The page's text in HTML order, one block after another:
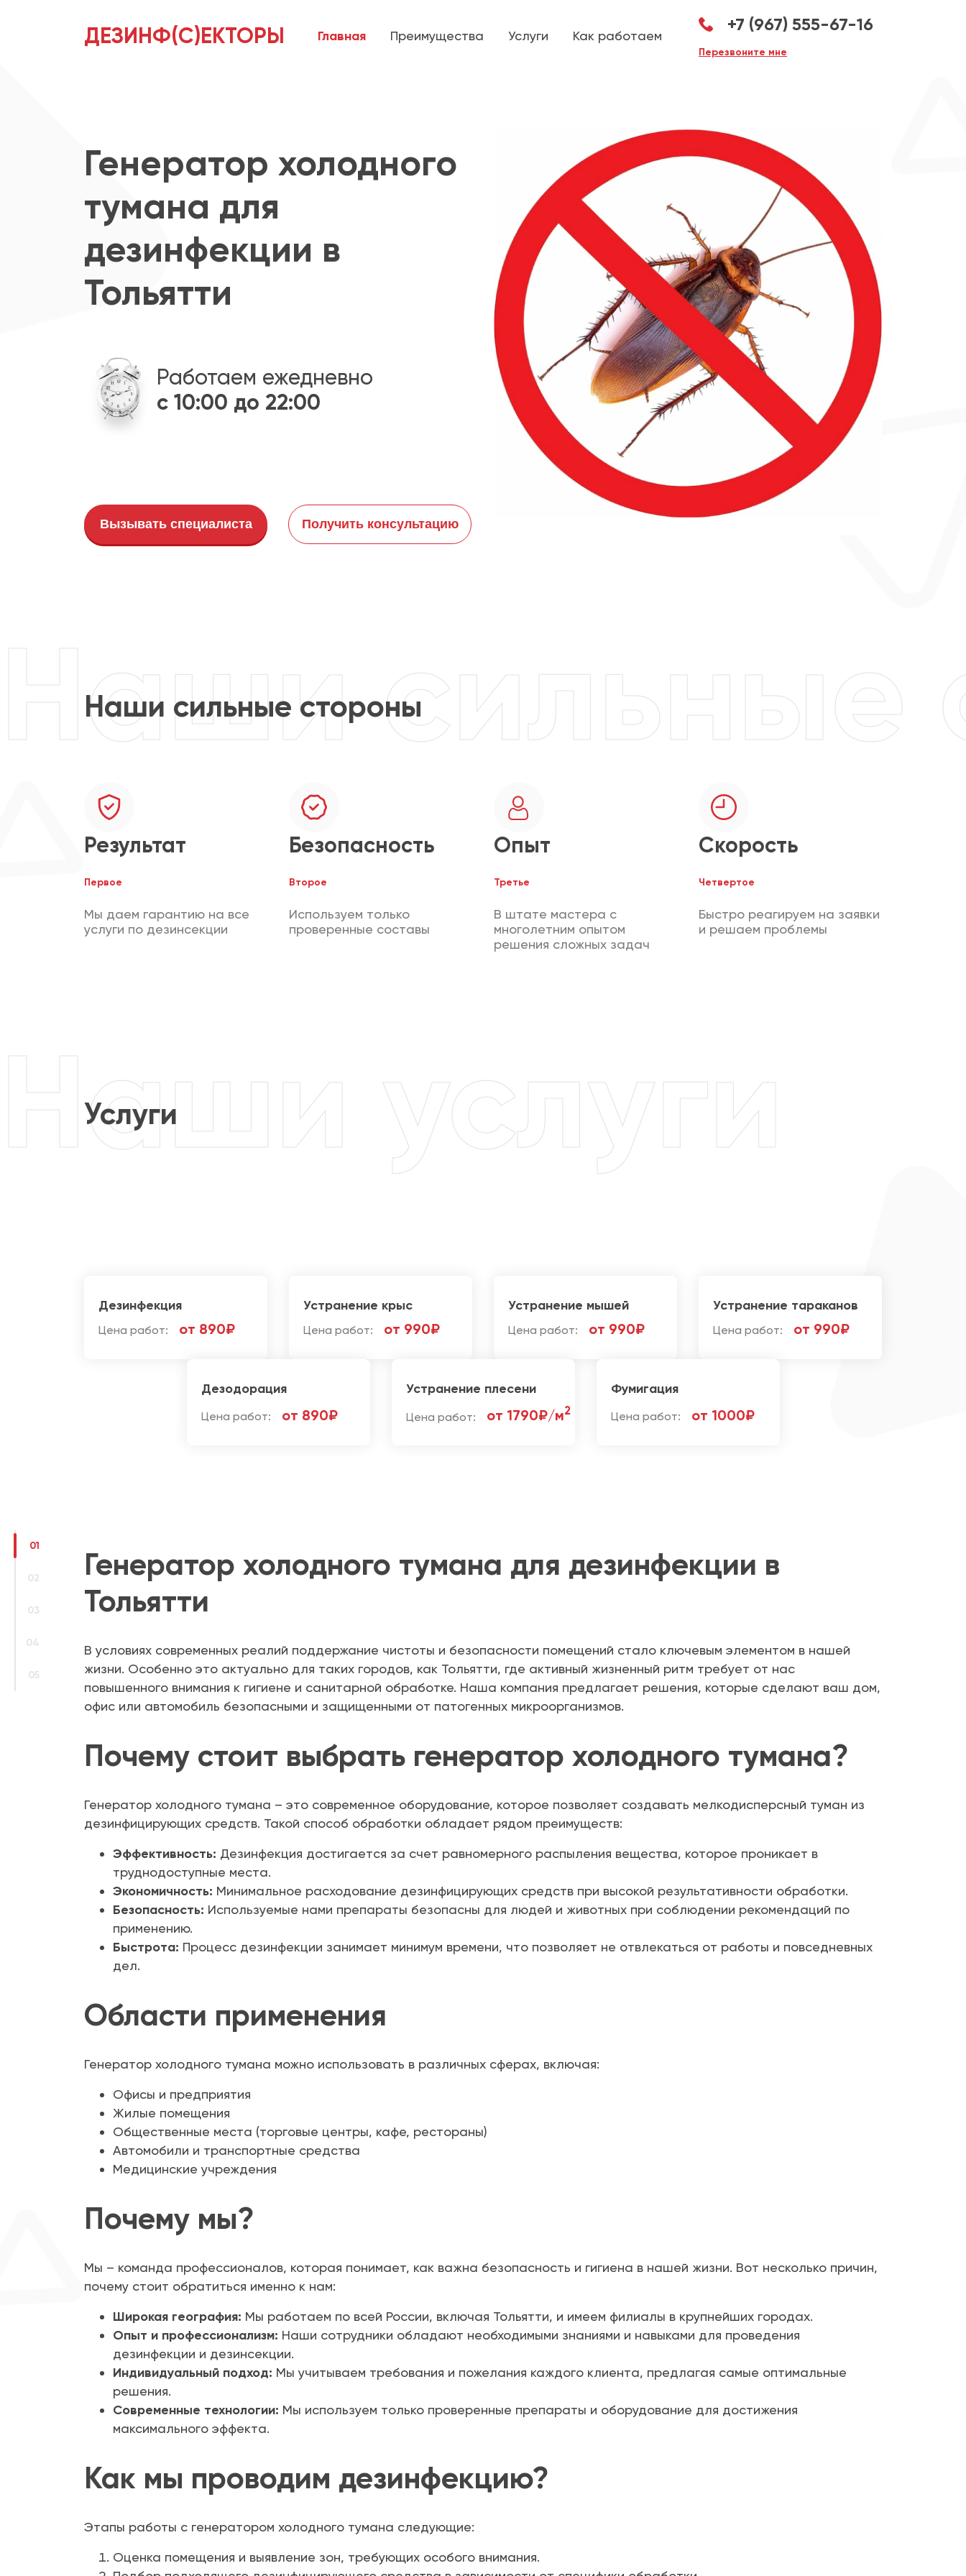
01
02
03
04
05
ДЕЗИНФ(С)ЕКТОРЫ Главная Преимущества Услуги Как работаем
+7 (967) 555-67-16
Перезвоните мне
Генератор холодного
тумана для
дезинфекции в
Тольятти
Работаем ежедневно
с 10:00 до 22:00
Вызывать специалиста Получить консультацию
Наши сильные стороны
Результат
Первое
Мы даем гарантию на все
услуги по дезинсекции
Безопасность
Второе
Используем только
проверенные составы
Опыт
Третье
В штате мастера с
многолетним опытом
решения сложных задач
Скорость
Четвертое
Быстро реагируем на заявки
и решаем проблемы
Услуги
Дезинфекция
Цена работ: от 890₽
Устранение крыс
Цена работ: от 990₽
Устранение мышей
Цена работ: от 990₽
Устранение тараканов
Цена работ: от 990₽
Дезодорация
Цена работ: от 890₽
Устранение плесени
Цена работ: от 1790₽/м2
Фумигация
Цена работ: от 1000₽
Генератор холодного тумана для дезинфекции в
Тольятти
В условиях современных реалий поддержание чистоты и безопасности помещений стало ключевым элементом в нашей
жизни. Особенно это актуально для таких городов, как Тольятти, где активный жизненный ритм требует от нас
повышенного внимания к гигиене и санитарной обработке. Наша компания предлагает решения, которые сделают ваш дом,
офис или автомобиль безопасными и защищенными от патогенных микроорганизмов.
Почему стоит выбрать генератор холодного тумана?
Генератор холодного тумана – это современное оборудование, которое позволяет создавать мелкодисперсный туман из
дезинфицирующих средств. Такой способ обработки обладает рядом преимуществ:
Эффективность: Дезинфекция достигается за счет равномерного распыления вещества, которое проникает в
труднодоступные места.
Экономичность: Минимальное расходование дезинфицирующих средств при высокой результативности обработки.
Безопасность: Используемые нами препараты безопасны для людей и животных при соблюдении рекомендаций по
применению.
Быстрота: Процесс дезинфекции занимает минимум времени, что позволяет не отвлекаться от работы и повседневных
дел.
Области применения
Генератор холодного тумана можно использовать в различных сферах, включая:
Офисы и предприятия
Жилые помещения
Общественные места (торговые центры, кафе, рестораны)
Автомобили и транспортные средства
Медицинские учреждения
Почему мы?
Мы – команда профессионалов, которая понимает, как важна безопасность и гигиена в нашей жизни. Вот несколько причин,
почему стоит обратиться именно к нам:
Широкая география: Мы работаем по всей России, включая Тольятти, и имеем филиалы в крупнейших городах.
Опыт и профессионализм: Наши сотрудники обладают необходимыми знаниями и навыками для проведения
дезинфекции и дезинсекции.
Индивидуальный подход: Мы учитываем требования и пожелания каждого клиента, предлагая самые оптимальные
решения.
Современные технологии: Мы используем только проверенные препараты и оборудование для достижения
максимального эффекта.
Как мы проводим дезинфекцию?
Этапы работы с генератором холодного тумана следующие:
Оценка помещения и выявление зон, требующих особого внимания.